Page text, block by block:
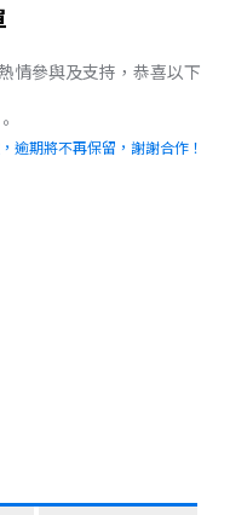
情參與及支持，恭喜以下
逾期將不再保留，謝謝合作！